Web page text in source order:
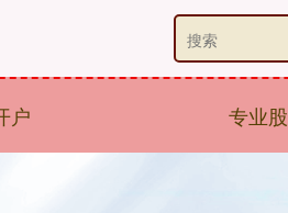
户 专业